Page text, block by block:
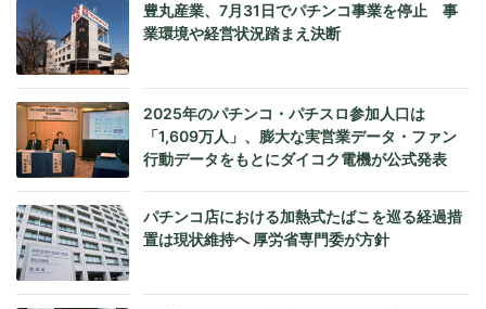
豊丸産業、7月31日でパチンコ事業を停止 事
業環境や経営状況踏まえ決断
2025年のパチンコ・パチスロ参加人口は
「1,609万人」、膨大な実営業データ・ファン
行動データをもとにダイコク電機が公式発表
パチンコ店における加熱式たばこを巡る経過措
置は現状維持へ 厚労省専門委が方針